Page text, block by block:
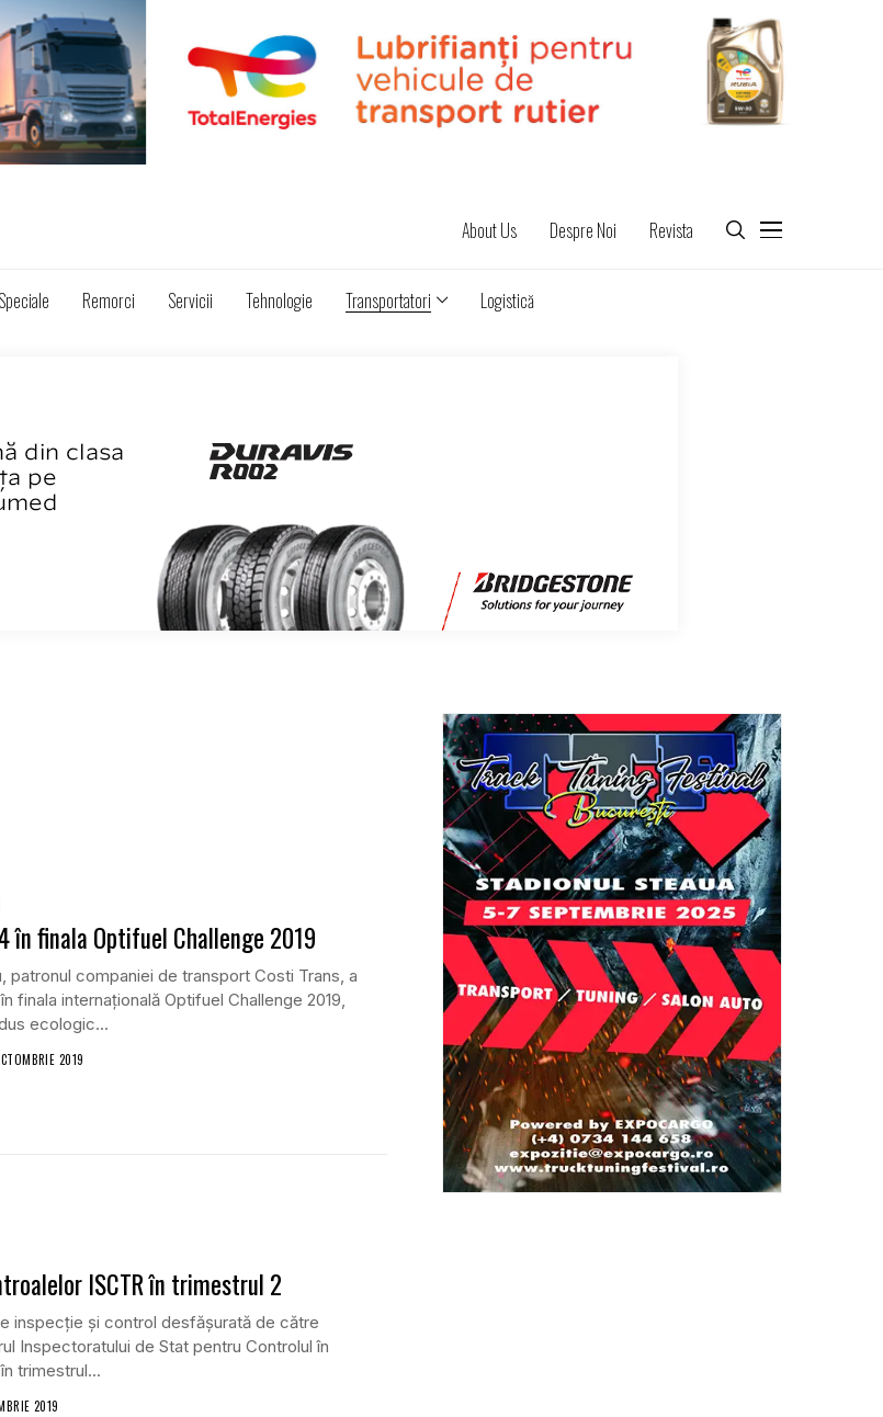
About Us Despre Noi Revista
Remorci Servicii Tehnologie Transportatori Logistică
în finala Optifuel Challenge 2019
patronul companiei de transport Costi Trans, a
finala internațională Optifuel Challenge 2019,
ecologic...
2019
ISCTR în trimestrul 2
inspecție și control desfășurată de către
Inspectoratului de Stat pentru Controlul în
trimestrul...
2019